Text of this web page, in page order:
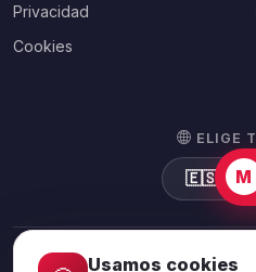
Privacidad
Cookies
ELIGE
🇪🇸 M
Usamos cookies